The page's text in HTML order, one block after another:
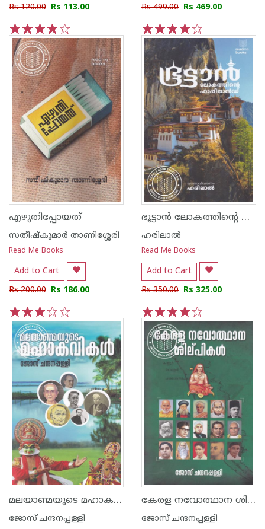
Rs 120.00 Rs 113.00
5
4
3
2
1
Rs 499.00 Rs 469.00
5
4
3
2
1
എഴുതിപ്പോയത്
സതീഷ്കുമാര്‍ താണിശ്ശേരി
Read Me Books
Add to Cart
Rs 200.00 Rs 186.00
5
4
3
2
1
ഭൂട്ടാന്‍ ലോകത്തിന്റെ ഹാപ്പിലാന്റ്
ഹരിലാല്‍
Read Me Books
Add to Cart
Rs 350.00 Rs 325.00
5
4
3
2
1
മലയാണ്മയുടെ മഹാകവികള്‍
ജോസ് ചന്ദനപ്പള്ളി
കേരള നവോത്ഥാന ശില്പികള്‍
ജോസ് ചന്ദനപ്പള്ളി